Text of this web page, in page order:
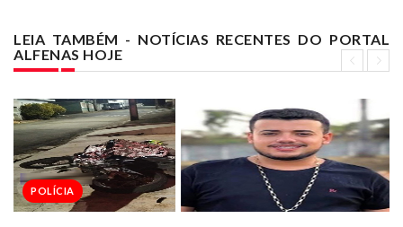
LEIA TAMBÉM - NOTÍCIAS RECENTES DO PORTAL
ALFENAS HOJE
POLÍCIA